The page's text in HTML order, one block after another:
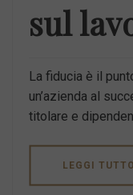
sul
La fiducia è il
un’azienda al
titolare e
LEGGI TUTTO